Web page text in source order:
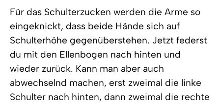
Für das Schulterzucken werden die Arme so
eingeknickt, dass beide Hände sich auf
Schulterhöhe gegenüberstehen. Jetzt federst
du mit den Ellenbogen nach hinten und
wieder zurück. Kann man aber auch
abwechselnd machen, erst zweimal die linke
Schulter nach hinten, dann zweimal die rechte